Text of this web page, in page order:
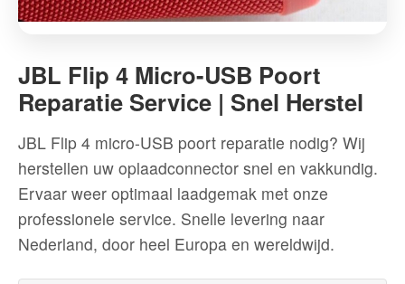
Flip
4
Micro-
USB
Poort
Reparatie
Service
|
Snel
JBL Flip 4 Micro-USB Poort
Reparatie Service | Snel Herstel
JBL Flip 4 micro-USB poort reparatie nodig? Wij
herstellen uw oplaadconnector snel en vakkundig.
Ervaar weer optimaal laadgemak met onze
professionele service. Snelle levering naar
Nederland, door heel Europa en wereldwijd.